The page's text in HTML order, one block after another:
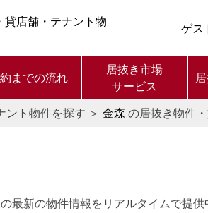
店舗・テナント物
ゲス
までの流れ
居抜き市場
サービス
ント物件を探す ＞ 金森 の居抜き物件
最新の物件情報をリアルタイムで提供